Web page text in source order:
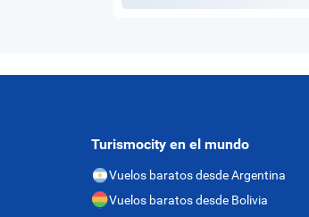
Turismocity en el mundo
Vuelos baratos desde Argentina
Vuelos baratos desde Bolivia